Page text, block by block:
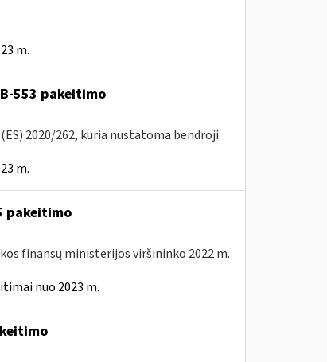
m.
553 pakeitimo
2020/262, kuria nustatoma bendroji
m.
pakeitimo
finansų ministerijos viršininko 2022 m.
nuo 2023 m.